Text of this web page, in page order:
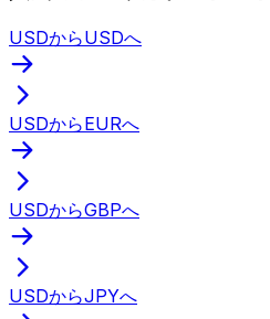
USDからUSDへ
USDからEURへ
USDからGBPへ
USDからJPYへ